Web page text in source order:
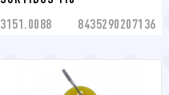
3151.0088 8435290207136